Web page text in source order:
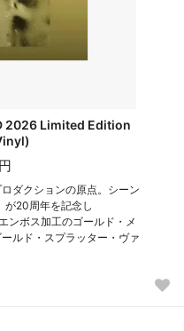
2026 Limited Edition
ダクションの原点。シーン
が20周年を記念し
ンボス加工のゴールド・メ
ルド・スプラッター・ヴァ